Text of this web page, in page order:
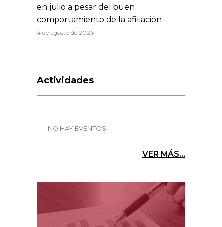
en julio a pesar del buen
comportamiento de la afiliación
4 de agosto de 2026
Actividades
_NO HAY EVENTOS
VER MÁS...